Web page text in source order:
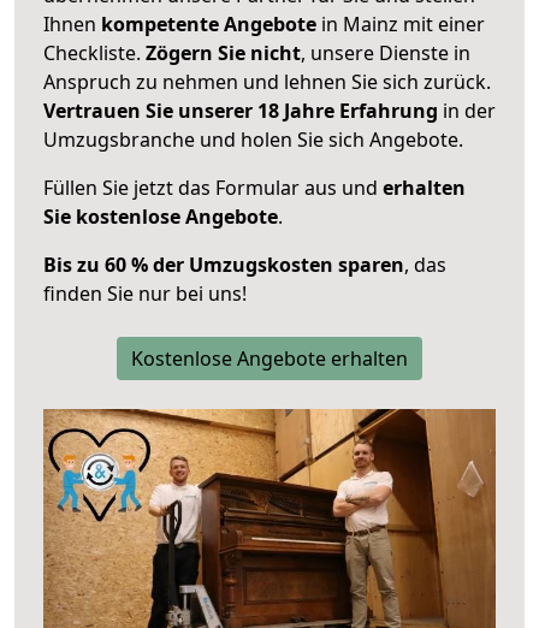
Ihnen kompetente Angebote in Mainz mit einer
Checkliste. Zögern Sie nicht, unsere Dienste in
Anspruch zu nehmen und lehnen Sie sich zurück.
Vertrauen Sie unserer 18 Jahre Erfahrung in der
Umzugsbranche und holen Sie sich Angebote.
Füllen Sie jetzt das Formular aus und erhalten
Sie kostenlose Angebote.
Bis zu 60 % der Umzugskosten sparen, das
finden Sie nur bei uns!
Kostenlose Angebote erhalten